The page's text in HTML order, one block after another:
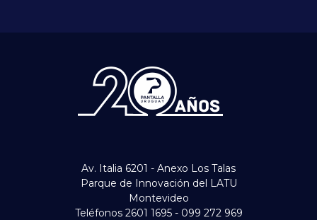
Av. Italia 6201 - Anexo Los Talas
Parque de Innovación del LATU
Montevideo
Teléfonos 2601 1695 - 099 272 969